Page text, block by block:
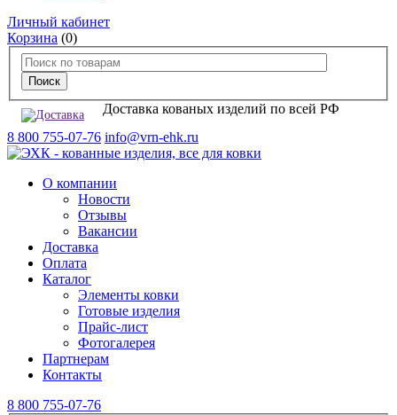
Личный кабинет
Корзина (0)
Доставка кованых изделий по всей РФ
8 800 755-07-76 info@vrn-ehk.ru
О компании
Новости
Отзывы
Вакансии
Доставка
Оплата
Каталог
Элементы ковки
Готовые изделия
Прайс-лист
Фотогалерея
Партнерам
Контакты
8 800 755-07-76